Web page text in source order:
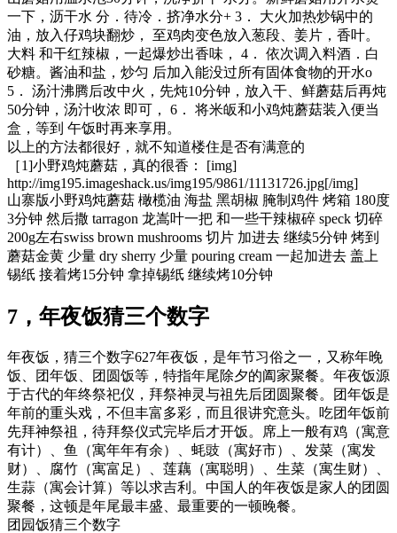
一下，沥干水 分．待冷．挤净水分+ 3． 大火加热炒锅中的
油，放入仔鸡块翻炒， 至鸡肉变色放入葱段、姜片，香叶。
大料 和干红辣椒，一起爆炒出香味， 4． 依次调入料酒．白
砂糖。酱油和盐，炒匀 后加入能没过所有固体食物的开水o
5． 汤汁沸腾后改中火，先炖10分钟，放入干、鲜蘑菇后再炖
50分钟，汤汁收浓 即可， 6． 将米皈和小鸡炖蘑菇装入便当
盒，等到 午饭时再来享用。
以上的方法都很好，就不知道楼住是否有满意的
［1]小野鸡炖蘑菇，真的很香： [img]
http://img195.imageshack.us/img195/9861/11131726.jpg[/img]
山寨版小野鸡炖蘑菇 橄榄油 海盐 黑胡椒 腌制鸡件 烤箱 180度
3分钟 然后撒 tarragon 龙嵩叶一把 和一些干辣椒碎 speck 切碎
200g左右swiss brown mushrooms 切片 加进去 继续5分钟 烤到
蘑菇金黄 少量 dry sherry 少量 pouring cream 一起加进去 盖上
锡纸 接着烤15分钟 拿掉锡纸 继续烤10分钟
7，年夜饭猜三个数字
年夜饭，猜三个数字627年夜饭，是年节习俗之一，又称年晚
饭、团年饭、团圆饭等，特指年尾除夕的阖家聚餐。年夜饭源
于古代的年终祭祀仪，拜祭神灵与祖先后团圆聚餐。团年饭是
年前的重头戏，不但丰富多彩，而且很讲究意头。吃团年饭前
先拜神祭祖，待拜祭仪式完毕后才开饭。席上一般有鸡（寓意
有计）、鱼（寓年年有余）、蚝豉（寓好市）、发菜（寓发
财）、腐竹（寓富足）、莲藕（寓聪明）、生菜（寓生财）、
生蒜（寓会计算）等以求吉利。中国人的年夜饭是家人的团圆
聚餐，这顿是年尾最丰盛、最重要的一顿晚餐。
团园饭猜三个数字